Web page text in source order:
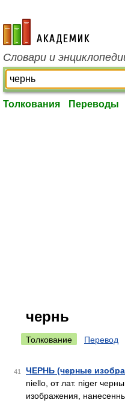
academic.ru
Словари и
Толкования Переводы
чернь
Толкование Перевод
41 ЧЕРНЬ (черные
niello, от лат. niger
изображения,